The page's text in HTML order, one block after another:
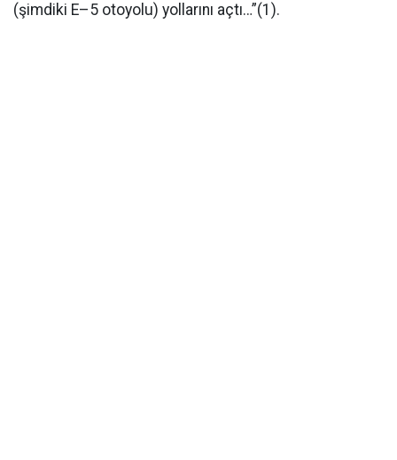
(şimdiki E–5 otoyolu) yollarını açtı…”(1).